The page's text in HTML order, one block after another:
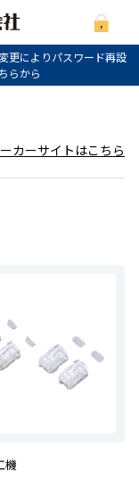
更によりパスワード再設
らから
カーサイトはこちら
機